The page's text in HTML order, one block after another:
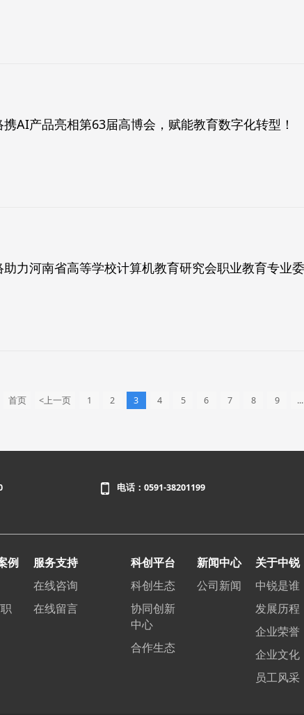
携AI产品亮相第63届高博会，赋能教育数字化转型！
首页 <上一页 1 2 3 4 5 6 7 8 9 ...
电话：0591-38201199
例
服务支持
在线咨询
在线留言
科创平台
科创生态
协同创新
中心
合作生态
新闻中心
公司新闻
关于中锐
中锐是谁
发展历程
企业荣誉
企业文化
员工风采